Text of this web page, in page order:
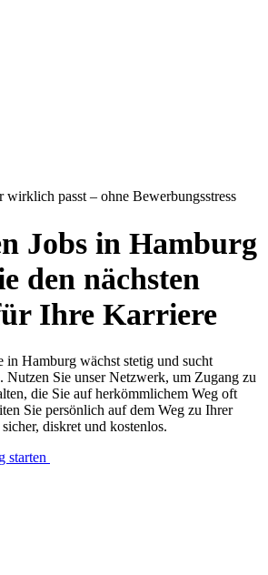
wirklich passt – ohne Bewerbungsstress
Jobs in Hamburg
den nächsten
Ihre Karriere
Hamburg wächst stetig und sucht
Nutzen Sie unser Netzwerk, um Zugang zu
die Sie auf herkömmlichem Weg oft
Sie persönlich auf dem Weg zu Ihrer
diskret und kostenlos.
starten